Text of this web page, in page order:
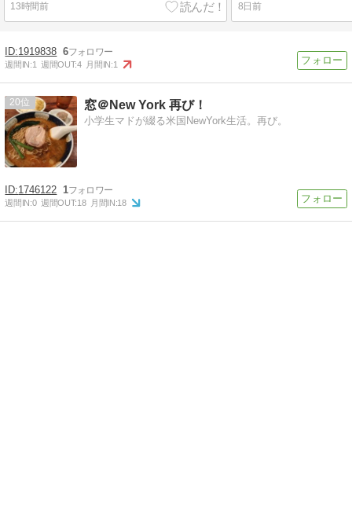
13時間前 8日前
1919838 6
週間IN:1 週間OUT:4 月間IN:1
20 窓＠New York 再び！
小学生マドが綴る米国NewYork生活。再び。
1746122 1
週間IN:0 週間OUT:18 月間IN:18